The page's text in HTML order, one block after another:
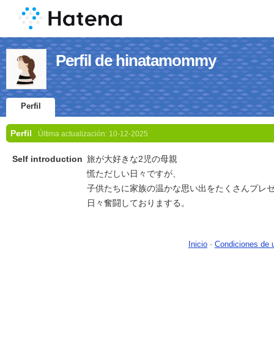
Perfil de hinatamommy
Perfil
Perfil Última actualización: 10-12-2025
Self introduction 旅が大好きな2児の母親
慌ただしい日々ですが、
子供たちに家族の温かな思い出をたくさんプレ
日々奮闘しておりまする。
Inicio - Condiciones de